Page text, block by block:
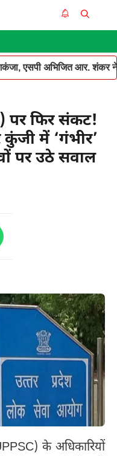
एसपी अभिजित आर. शंकर ने
पर फिर संकट!
कुंजी में ‘गंभीर’
पर उठे सवाल
के अधिकारियों